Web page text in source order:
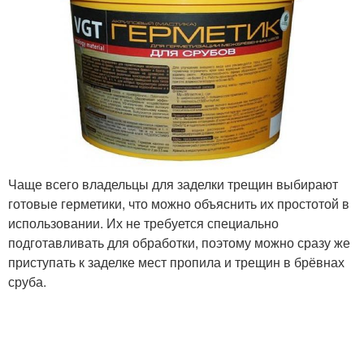
Чаще всего владельцы для заделки трещин выбирают
готовые герметики, что можно объяснить их простотой в
использовании. Их не требуется специально
подготавливать для обработки, поэтому можно сразу же
приступать к заделке мест пропила и трещин в брёвнах
сруба.